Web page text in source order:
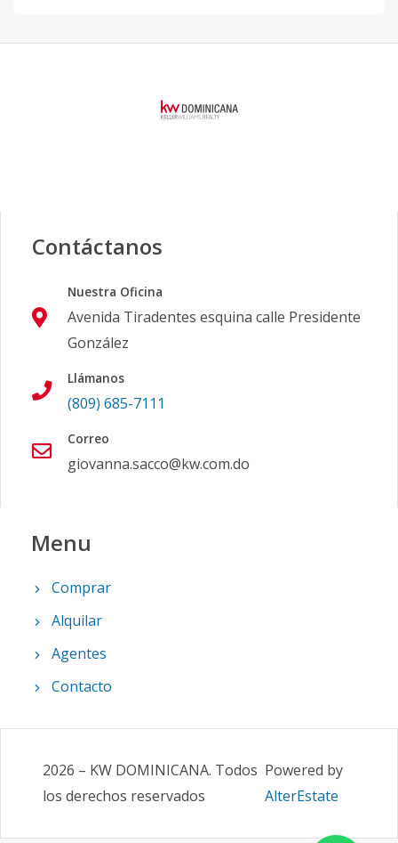
Contáctanos
Nuestra Oficina
Avenida Tiradentes esquina calle Presidente
González
Llámanos
(809) 685-7111
Correo
giovanna.sacco@kw.com.do
Menu
Comprar
Alquilar
Agentes
Contacto
2026 – KW DOMINICANA. Todos
los derechos reservados
Powered by
AlterEstate